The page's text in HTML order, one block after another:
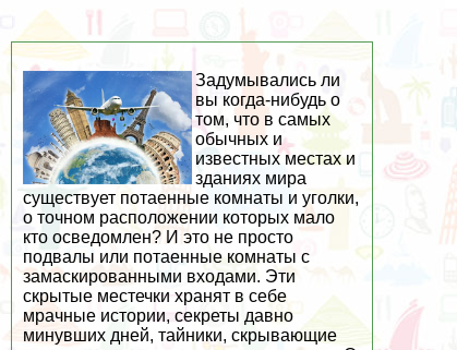
Задумывались ли
вы когда-нибудь о
том, что в самых
обычных и
известных местах и
зданиях мира
существует потаенные комнаты и уголки,
о точном расположении которых мало
кто осведомлен? И это не просто
подвалы или потаенные комнаты с
замаскированными входами. Эти
скрытые местечки хранят в себе
мрачные истории, секреты давно
минувших дней, тайники, скрывающие